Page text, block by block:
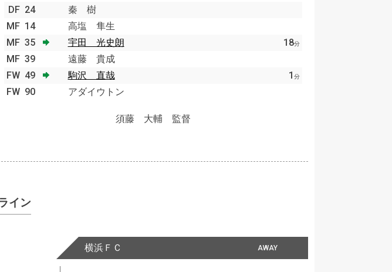
DF 24
秦 樹
MF 14
高塩 隼生
MF 35 宇田 光史朗 18分
MF 39
遠藤 貴成
FW 49 駒沢 直哉 1 分
FW 90 アダイウトン
須藤 大輔 監督
イン
AWAY
横浜ＦＣ